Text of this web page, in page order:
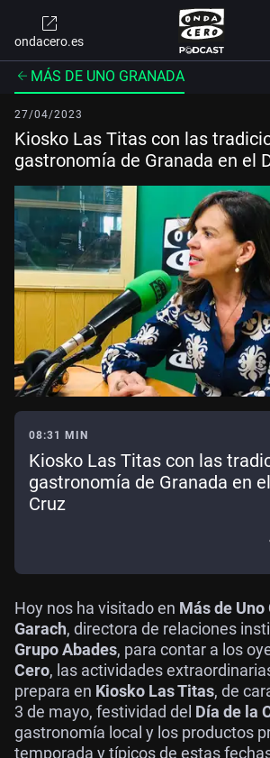
ondacero.es
MÁS DE UNO GRANADA
27/04/2023
Kiosko Las Titas con las
gastronomía de Granada en el
08:31 MIN
Kiosko Las Titas con las
gastronomía de Granada en
Cruz
Hoy nos ha visitado en Más de Uno
Garach, directora de relaciones
Grupo Abades, para contar a los
Cero, las actividades
prepara en Kiosko Las Titas, de
3 de mayo, festividad del Día de la
gastronomía local y los productos
temporada y típicos de estas